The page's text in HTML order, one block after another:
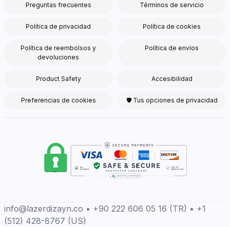
Preguntas frecuentes Términos de servicio
Política de privacidad Política de cookies
Política de reembolsos y
devoluciones
Política de envíos
Product Safety Accesibilidad
Preferencias de cookies 🛡 Tus opciones de privacidad
info@lazerdizayn.co • +90 222 606 05 16 (TR) • +1
(512) 428-8767 (US)